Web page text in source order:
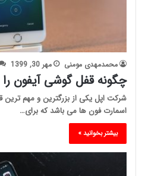
محمدمهدی مومنی مهر 30, 1399
چگونه قفل گوشی آیفون را
شرکت اپل یکی از بزرگترین و مهم
اسمارت فون ها می باشد که برای…
بیشتر بخوانید »